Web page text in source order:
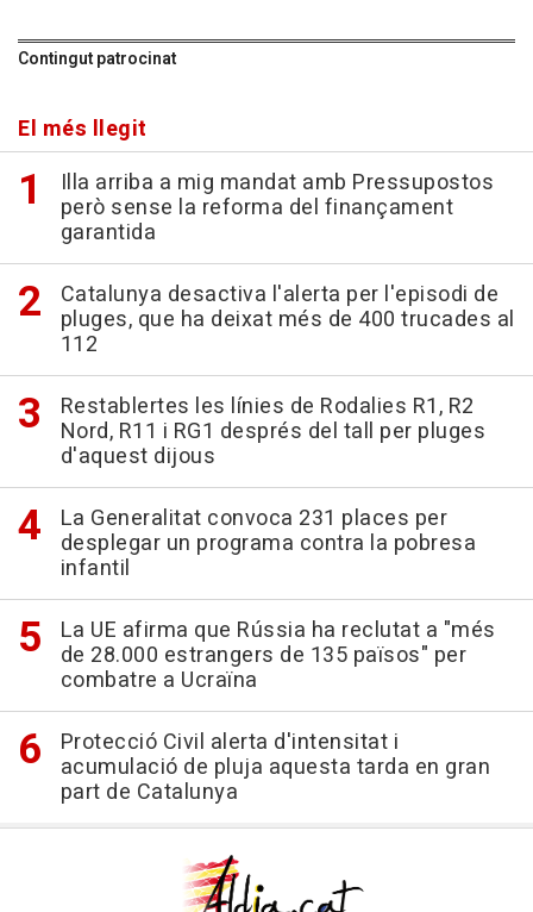
Contingut patrocinat
El més llegit
Illa arriba a mig mandat amb Pressupostos
però sense la reforma del finançament
garantida
Catalunya desactiva l'alerta per l'episodi de
pluges, que ha deixat més de 400 trucades al
112
Restablertes les línies de Rodalies R1, R2
Nord, R11 i RG1 després del tall per pluges
d'aquest dijous
La Generalitat convoca 231 places per
desplegar un programa contra la pobresa
infantil
La UE afirma que Rússia ha reclutat a "més
de 28.000 estrangers de 135 països" per
combatre a Ucraïna
Protecció Civil alerta d'intensitat i
acumulació de pluja aquesta tarda en gran
part de Catalunya